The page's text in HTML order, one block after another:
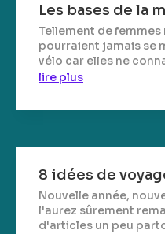
Les bases de la
Tellement de
pourraient jamais se
vélo car elles ne
lire plus
8 idées de
Nouvelle année,
l'aurez sûrement
d'articles un peu